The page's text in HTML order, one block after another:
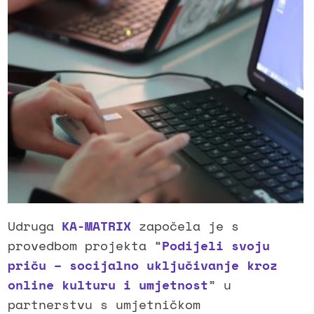
Udruga KA-MATRIX započela je s
provedbom projekta “Podijeli svoju
priču – socijalno uključivanje kroz
online kulturu i umjetnost” u
partnerstvu s umjetničkom